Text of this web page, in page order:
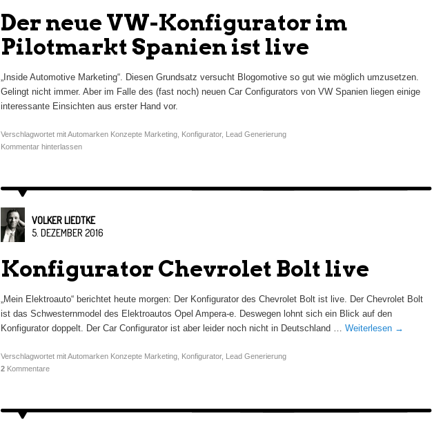
Der neue VW-Konfigurator im
Pilotmarkt Spanien ist live
„Inside Automotive Marketing“. Diesen Grundsatz versucht Blogomotive so gut wie möglich umzusetzen.
Gelingt nicht immer. Aber im Falle des (fast noch) neuen Car Configurators von VW Spanien liegen einige
interessante Einsichten aus erster Hand vor.
Verschlagwortet mit Automarken Konzepte Marketing, Konfigurator, Lead Generierung
Kommentar hinterlassen
VOLKER LIEDTKE
5. DEZEMBER 2016
Konfigurator Chevrolet Bolt live
„Mein Elektroauto“ berichtet heute morgen: Der Konfigurator des Chevrolet Bolt ist live. Der Chevrolet Bolt
ist das Schwesternmodel des Elektroautos Opel Ampera-e. Deswegen lohnt sich ein Blick auf den
Konfigurator doppelt. Der Car Configurator ist aber leider noch nicht in Deutschland … Weiterlesen →
Verschlagwortet mit Automarken Konzepte Marketing, Konfigurator, Lead Generierung
2Kommentare